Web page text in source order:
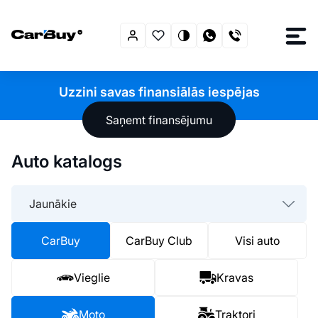
Uzzini savas finansiālās iespējas
Saņemt finansējumu
Auto katalogs
Jaunākie
CarBuy CarBuy Club Visi auto
Vieglie Kravas
Moto Traktori